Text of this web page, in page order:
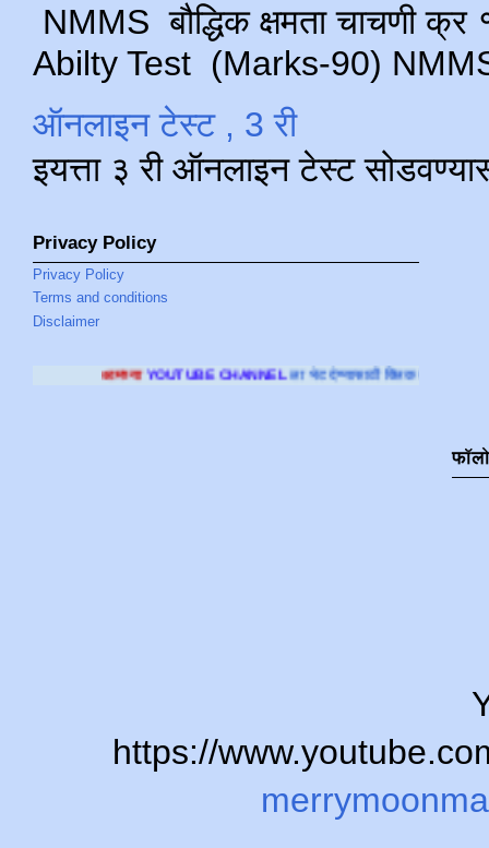
NMMS बौद्धिक क्षमता चाचणी
Abilty Test (Marks-90) NMMS
ऑनलाइन टेस्ट , 3 री
इयत्ता ३ री ऑनलाइन टेस्ट
Privacy Policy
Privacy Policy
Terms and conditions
Disclaimer
CHANNELला भेट देण्यासाठी क्लिक करा.
https://